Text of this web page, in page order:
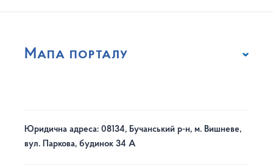
Мапа порталу
Юридична адреса: 08134, Бучанський р-н, м. Вишневе,
вул. Паркова, будинок 34 А